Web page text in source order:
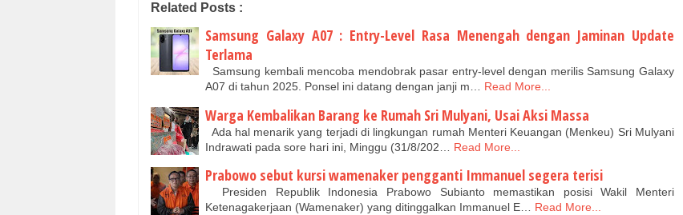
Related Posts :
Samsung Galaxy A07 : Entry-Level Rasa Menengah dengan Jaminan Update
Terlama
Samsung kembali mencoba mendobrak pasar entry-level dengan merilis Samsung Galaxy
A07 di tahun 2025. Ponsel ini datang dengan janji m…
Read More...
Warga Kembalikan Barang ke Rumah Sri Mulyani, Usai Aksi Massa
Ada hal menarik yang terjadi di lingkungan rumah Menteri Keuangan (Menkeu) Sri Mulyani
Indrawati pada sore hari ini, Minggu (31/8/202…
Read More...
Prabowo sebut kursi wamenaker pengganti Immanuel segera terisi
Presiden Republik Indonesia Prabowo Subianto memastikan posisi Wakil Menteri
Ketenagakerjaan (Wamenaker) yang ditinggalkan Immanuel E…
Read More...